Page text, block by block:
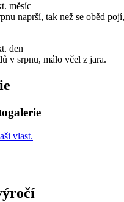
měsíc
naprší, tak než se oběd
den
v srpnu, málo včel z jara.